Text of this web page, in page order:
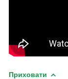
Приховати